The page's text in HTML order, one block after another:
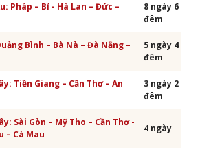
Pháp – Bỉ - Hà Lan – Đức –
8 ngày 6
đêm
Bình – Bà Nà – Đà Nẵng –
5 ngày 4
đêm
Tiền Giang – Cần Thơ – An
3 ngày 2
đêm
Sài Gòn – Mỹ Tho – Cần Thơ -
– Cà Mau
4 ngày